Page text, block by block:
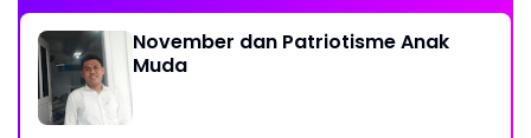
November dan Patriotisme Anak
Muda